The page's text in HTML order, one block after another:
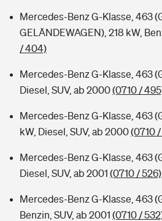
Mercedes-Benz G-Klasse, 463
GELÄNDEWAGEN), 218 kW,
/ 404)
Mercedes-Benz G-Klasse, 463
Diesel, SUV, ab 2000(0710 /
Mercedes-Benz G-Klasse, 463
kW, Diesel, SUV, ab 2000(0710
Mercedes-Benz G-Klasse, 463
Diesel, SUV, ab 2001 (0710 / 526)
Mercedes-Benz G-Klasse, 463
Benzin, SUV, ab 2001 (0710 /